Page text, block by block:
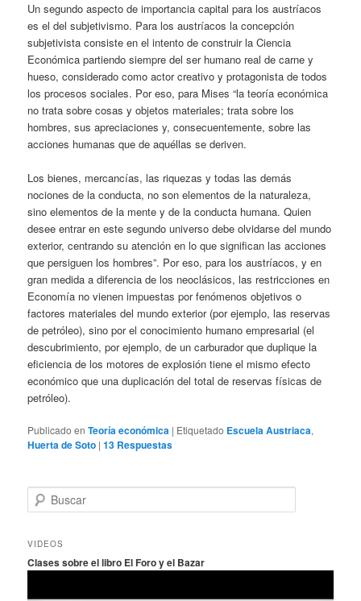
Un segundo aspecto de importancia capital para los austríacos
es el del subjetivismo. Para los austríacos la concepción
subjetivista consiste en el intento de construir la Ciencia
Económica partiendo siempre del ser humano real de carne y
hueso, considerado como actor creativo y protagonista de todos
los procesos sociales. Por eso, para Mises “la teoría económica
no trata sobre cosas y objetos materiales; trata sobre los
hombres, sus apreciaciones y, consecuentemente, sobre las
acciones humanas que de aquéllas se deriven.
Los bienes, mercancías, las riquezas y todas las demás
nociones de la conducta, no son elementos de la naturaleza,
sino elementos de la mente y de la conducta humana. Quien
desee entrar en este segundo universo debe olvidarse del mundo
exterior, centrando su atención en lo que significan las acciones
que persiguen los hombres”. Por eso, para los austríacos, y en
gran medida a diferencia de los neoclásicos, las restricciones en
Economía no vienen impuestas por fenómenos objetivos o
factores materiales del mundo exterior (por ejemplo, las reservas
de petróleo), sino por el conocimiento humano empresarial (el
descubrimiento, por ejemplo, de un carburador que duplique la
eficiencia de los motores de explosión tiene el mismo efecto
económico que una duplicación del total de reservas físicas de
petróleo).
Publicado en Teoría económica | Etiquetado Escuela Austriaca,
Huerta de Soto |13 Respuestas
u
c
r
VIDEOS
Clases sobre el libro El Foro y el Bazar